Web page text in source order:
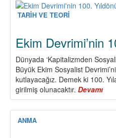
TARİH VE TEORİ
Ekim Devrimi’nin
Dünyada ‘Kapitalizmden
Büyük Ekim Sosyalist
kutlayacağız. Demek ki 100.
girilmiş olunacaktır. Devamı
ANMA